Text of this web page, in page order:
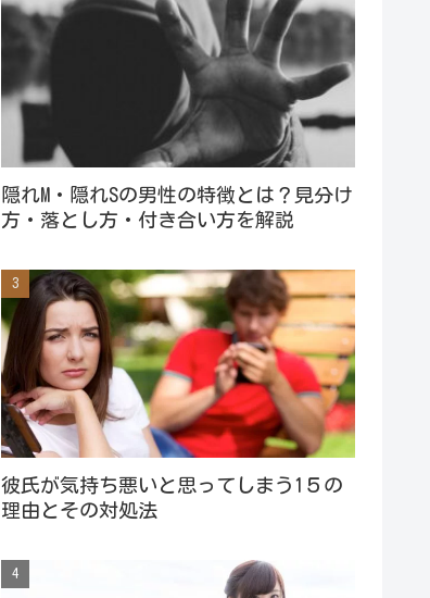
隠れM・隠れSの男性の特徴とは？見分け
方・落とし方・付き合い方を解説
彼氏が気持ち悪いと思ってしまう1５の
理由とその対処法